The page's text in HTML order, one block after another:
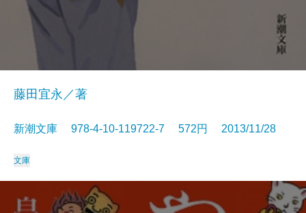
藤田宜永／著
新潮文庫 978-4-10-119722-7 572円 2013/11/28
文庫